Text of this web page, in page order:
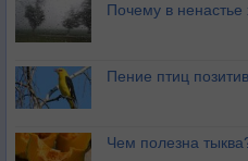
Почему в ненастье
Пение птиц
Чем полезна